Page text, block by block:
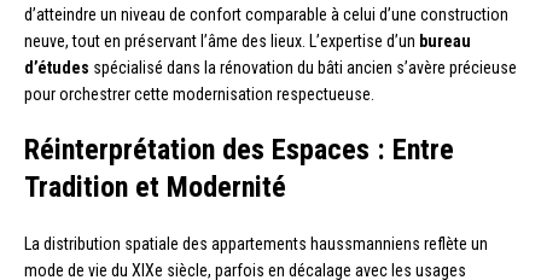
d’atteindre un niveau de confort comparable à celui d’une construction
neuve, tout en préservant l’âme des lieux. L’expertise d’un bureau
d’études spécialisé dans la rénovation du bâti ancien s’avère précieuse
pour orchestrer cette modernisation respectueuse.
Réinterprétation des Espaces : Entre
Tradition et Modernité
La distribution spatiale des appartements haussmanniens reflète un
mode de vie du XIXe siècle, parfois en décalage avec les usages